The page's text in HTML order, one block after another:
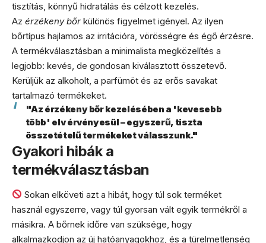
tisztítás, könnyű hidratálás és célzott kezelés.
Az érzékeny bőr különös figyelmet igényel. Az ilyen
bőrtípus hajlamos az irritációra, vörösségre és égő érzésre.
A termékválasztásban a minimalista megközelítés a
legjobb: kevés, de gondosan kiválasztott összetevő.
Kerüljük az alkoholt, a parfümöt és az erős savakat
tartalmazó termékeket.
"Az érzékeny bőr kezelésében a 'kevesebb
több' elv érvényesül – egyszerű, tiszta
összetételű termékeket válasszunk."
Gyakori hibák a
termékválasztásban
Sokan elköveti azt a hibát, hogy túl sok terméket
használ egyszerre, vagy túl gyorsan vált egyik termékről a
másikra. A bőrnek időre van szüksége, hogy
alkalmazkodjon az új hatóanyagokhoz, és a türelmetlenség